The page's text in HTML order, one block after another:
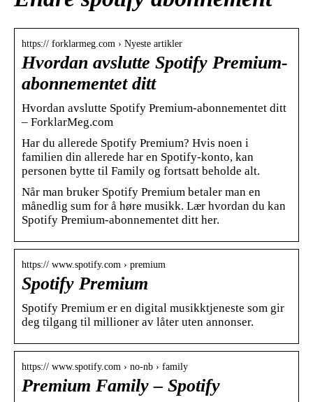
https:// forklarmeg.com › Nyeste artikler
Hvordan avslutte Spotify Premium-
abonnementet ditt
Hvordan avslutte Spotify Premium-abonnementet ditt
– ForklarMeg.com
Har du allerede Spotify Premium? Hvis noen i
familien din allerede har en Spotify-konto, kan
personen bytte til Family og fortsatt beholde alt.
Når man bruker Spotify Premium betaler man en
månedlig sum for å høre musikk. Lær hvordan du kan
Spotify Premium-abonnementet ditt her.
https:// www.spotify.com › premium
Spotify Premium
Spotify Premium er en digital musikktjeneste som gir
deg tilgang til millioner av låter uten annonser.
https:// www.spotify.com › no-nb › family
Premium Family – Spotify